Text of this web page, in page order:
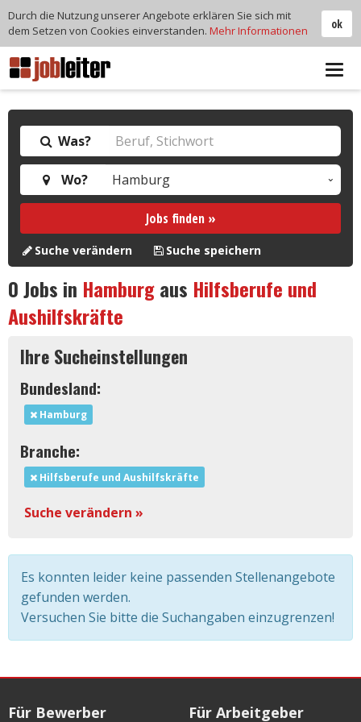
Was?
Wo?
Jobs finden »
Suche verändern Suche speichern
0Jobs in Hamburgaus Hilfsberufe und
Aushilfskräfte
Ihre Sucheinstellungen
Bundesland:
Hamburg
Branche:
Hilfsberufe und Aushilfskräfte
Suche verändern »
Es konnten leider keine passenden Stellenangebote
gefunden werden.
Versuchen Sie bitte die Suchangaben einzugrenzen!
Für Bewerber Für Arbeitgeber
ok
Durch die Nutzung unserer Angebote erklären Sie sich mit
dem Setzen von Cookies einverstanden. Mehr Informationen